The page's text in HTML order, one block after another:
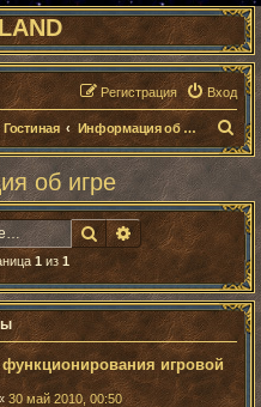
Вход
Регистрация
Гостиная Информация об игре
П
о
с
об игре
ПоискРасширенный
1 из 1
игровой
30 май 2010, 00:50